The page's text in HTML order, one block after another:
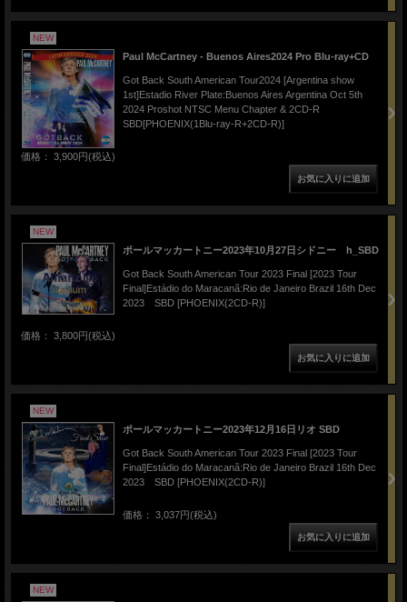
NEW
Paul McCartney - Buenos Aires2024 Pro Blu-ray+CD
Got Back South American Tour2024 [Argentina show
1st]Estadio River Plate:Buenos Aires Argentina Oct 5th
2024 Proshot NTSC Menu Chapter & 2CD-R
SBD[PHOENIX(1Blu-ray-R+2CD-R)]
価格： 3,900円(税込)
NEW
ポールマッカートニー2023年10月27日シドニー h_SBD
Got Back South American Tour 2023 Final [2023 Tour
Final]Estádio do Maracanã:Rio de Janeiro Brazil 16th Dec
2023 SBD [PHOENIX(2CD-R)]
価格： 3,800円(税込)
NEW
ポールマッカートニー2023年12月16日リオ SBD
Got Back South American Tour 2023 Final [2023 Tour
Final]Estádio do Maracanã:Rio de Janeiro Brazil 16th Dec
2023 SBD [PHOENIX(2CD-R)]
価格： 3,037円(税込)
NEW